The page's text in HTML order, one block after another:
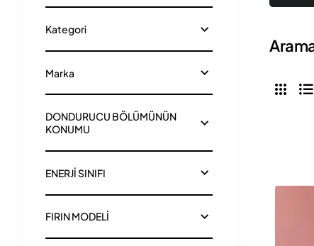
Kategori
Marka
DONDURUCU BÖLÜMÜNÜN
KONUMU
ENERJİ SINIFI
FIRIN MODELİ